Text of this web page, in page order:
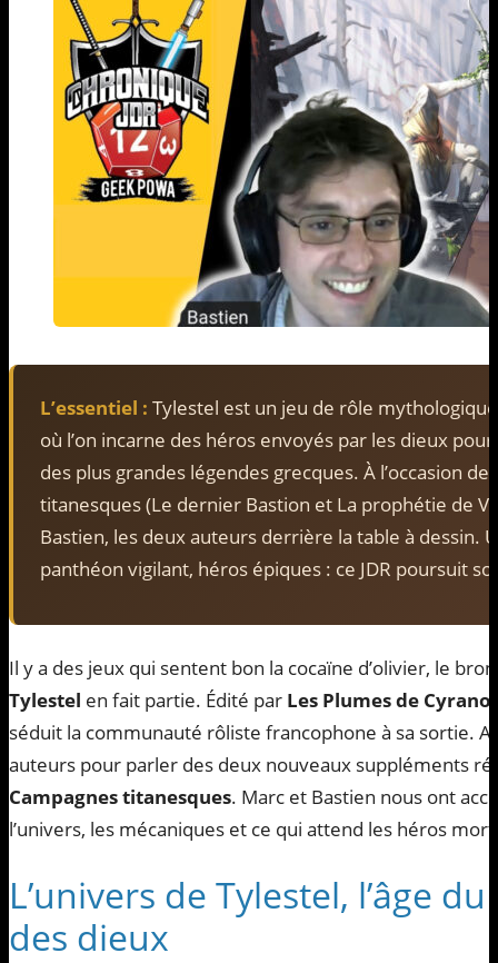
L’essentiel : Tylestel est un jeu de rôle
où l’on incarne des héros envoyés par les dieux
des plus grandes légendes grecques. À l’occasion
titanesques (Le dernier Bastion et La prophétie de
Bastien, les deux auteurs derrière la table à dessin.
panthéon vigilant, héros épiques : ce JDR poursuit
Il y a des jeux qui sentent bon la cocaïne d’olivier, le
Tylestel en fait partie. Édité par Les Plumes de Cyrano
séduit la communauté rôliste francophone à sa sortie.
auteurs pour parler des deux nouveaux suppléments
Campagnes titanesques. Marc et Bastien nous ont
l’univers, les mécaniques et ce qui attend les héros
L’univers de Tylestel, l’âge
des dieux